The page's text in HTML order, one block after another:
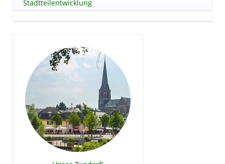
Stadtteilentwicklung